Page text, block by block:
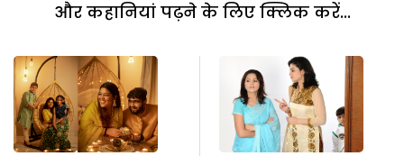
और कहानियां पढ़ने के लिए क्लिक करें...